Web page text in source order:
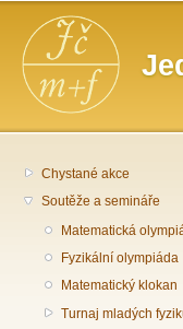
Hlavní menu
Chystané akce
Soutěže a semináře
Matematická
Fyzikální olympiáda
Matematický klokan
Turnaj mladých